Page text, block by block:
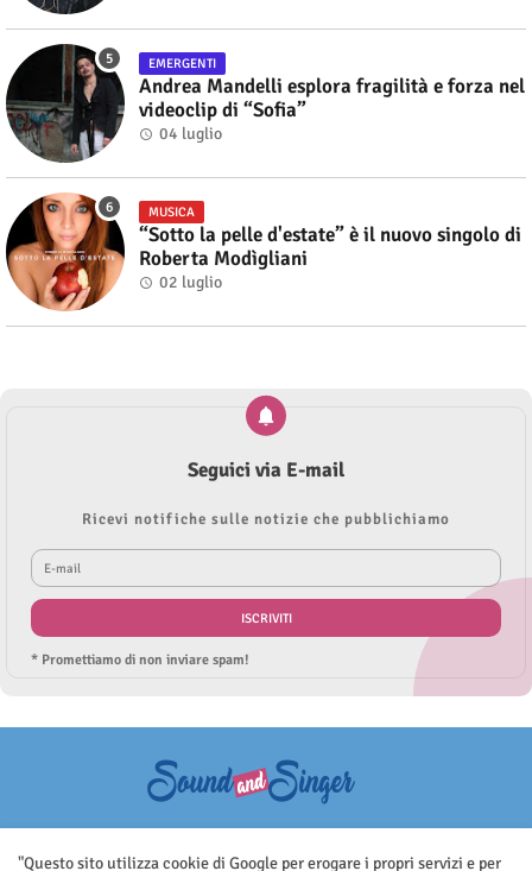
EMERGENTI
Andrea Mandelli esplora fragilità e forza nel
videoclip di “Sofia”
04 luglio
MUSICA
“Sotto la pelle d'estate” è il nuovo singolo di
Roberta Modìgliani
02 luglio
Seguici via E-mail
Ricevi notifiche sulle notizie che pubblichiamo
* Promettiamo di non inviare spam!
aggiornato senza nessuna periodicità. Non può pertanto considerarsi
"Questo sito utilizza cookie di Google per erogare i propri servizi e per